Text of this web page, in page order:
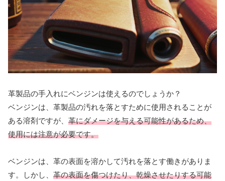
革製品の手入れにベンジンは使えるのでしょうか？
ベンジンは、革製品の汚れを落とすために使用されることが
ある溶剤ですが、 革にダメージを与える可能性があるため、
使用には注意が必要です。
ベンジンは、革の表面を溶かして汚れを落とす働きがありま
す。しかし、 革の表面を傷つけたり、乾燥させたりする可能